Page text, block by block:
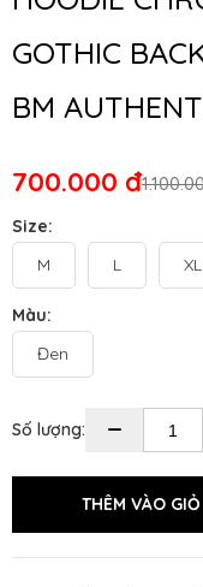
GOTHIC
BM
700.000 đ
Size:
M
L XL
Màu:
Đen
Số lượng: